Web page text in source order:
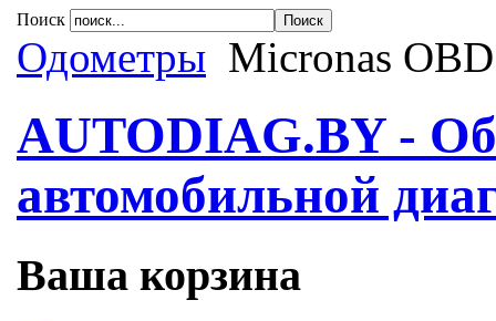
Поиск
Одометры Micronas
AUTODIAG.BY -
автомобильной
Ваша корзина